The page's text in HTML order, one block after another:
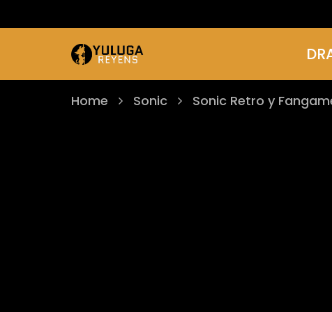
Home Sonic Sonic Retro y